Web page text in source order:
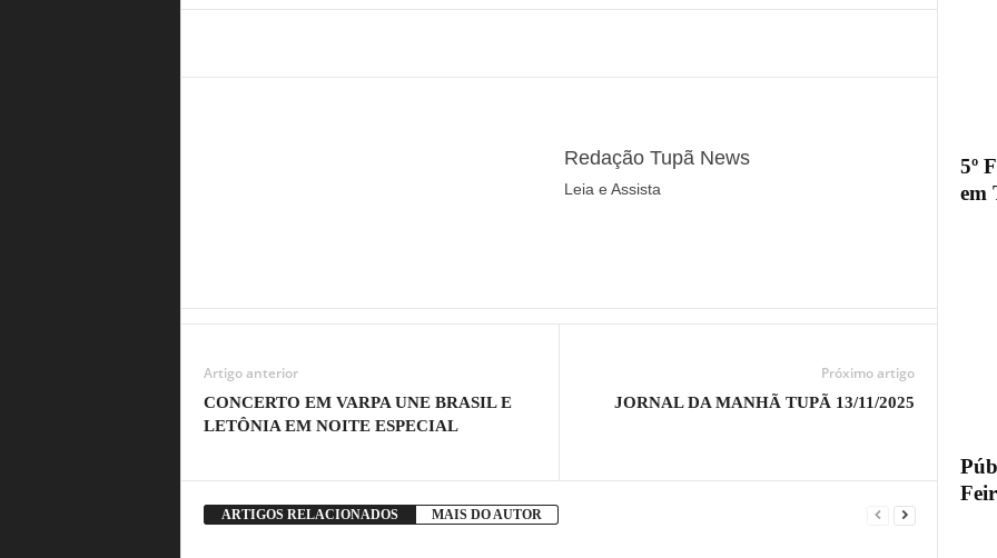
Redação Tupã News
Leia e Assista
Artigo anterior
CONCERTO EM VARPA UNE BRASIL E
LETÔNIA EM NOITE ESPECIAL
Próximo artigo
JORNAL DA MANHÃ TUPÃ 13/11/2025
ARTIGOS RELACIONADOS MAIS DO AUTOR
5º
em